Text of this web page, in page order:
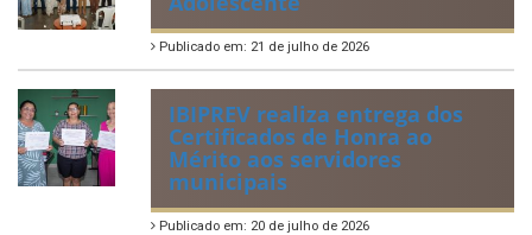
Publicado em: 21 de julho de 2026
IBIPREV realiza entrega dos
Certificados de Honra ao
Mérito aos servidores
municipais
Publicado em: 20 de julho de 2026